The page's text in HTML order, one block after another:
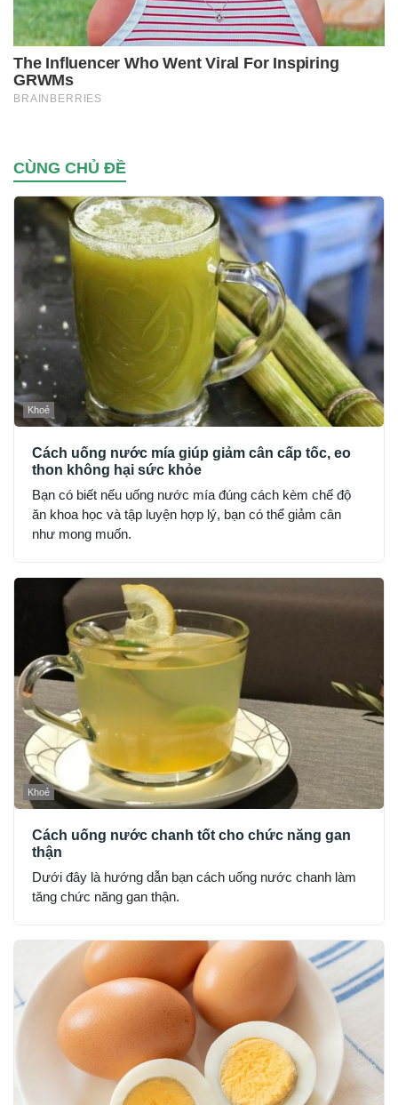
CÙNG CHỦ ĐỀ
Khoẻ
Cách uống nước mía giúp giảm cân cấp tốc, eo
thon không hại sức khỏe
Bạn có biết nếu uống nước mía đúng cách kèm chế độ
ăn khoa học và tập luyện hợp lý, bạn có thể giảm cân
như mong muốn.
Khoẻ
Cách uống nước chanh tốt cho chức năng gan
thận
Dưới đây là hướng dẫn bạn cách uống nước chanh làm
tăng chức năng gan thận.